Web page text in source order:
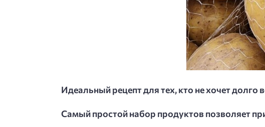
Идеальный рецепт для тех, кто не хочет долго
Самый простой набор продуктов позволяет